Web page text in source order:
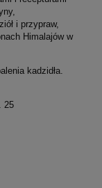
i przypraw,
Himalajów w
kadzidła.
25